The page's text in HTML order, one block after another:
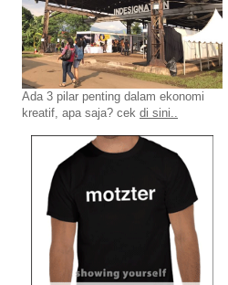
Ada 3 pilar penting dalam ekonomi
kreatif, apa saja? cek di sini..